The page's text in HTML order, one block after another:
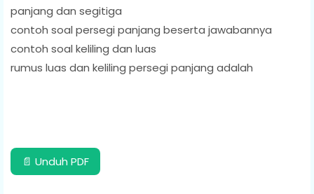
panjang dan segitiga
contoh soal persegi panjang beserta jawabannya
contoh soal keliling dan luas
rumus luas dan keliling persegi panjang adalah
📄 Unduh PDF